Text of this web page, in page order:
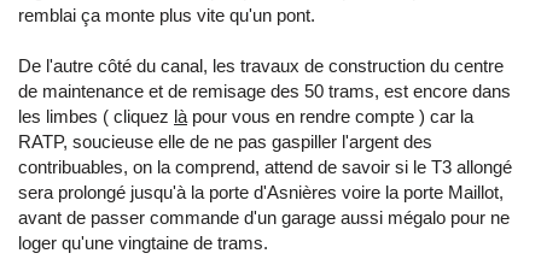
remblai ça monte plus vite qu'un pont.
De l'autre côté du canal, les travaux de construction du centre
de maintenance et de remisage des 50 trams, est encore dans
les limbes ( cliquez là pour vous en rendre compte ) car la
RATP, soucieuse elle de ne pas gaspiller l'argent des
contribuables, on la comprend, attend de savoir si le T3 allongé
sera prolongé jusqu'à la porte d'Asnières voire la porte Maillot,
avant de passer commande d'un garage aussi mégalo pour ne
loger qu'une vingtaine de trams.